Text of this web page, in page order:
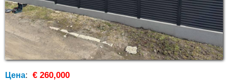
Цена: € 260,000